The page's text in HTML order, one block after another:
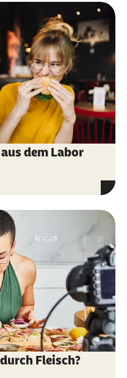
klinischen Bild
Konzepten
im
(letzter Aufruf am
Keshavarz, B. et al.
Diagnosis and
with the α-Gal
Workman, L. et al.
Characteristics of
Red Meat
dem Labor
Fleisch?